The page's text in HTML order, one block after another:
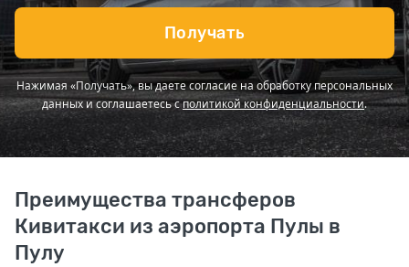
Получать
Нажимая «Получать», вы даете согласие на обработку персональных
данных и соглашаетесь сполитикой конфиденциальности.
Преимущества трансферов
Кивитакси из аэропорта Пулы в
Пулу